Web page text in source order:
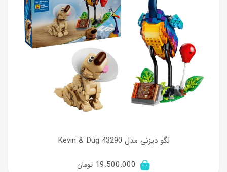
لگو دیزنی مدل 43290 Kevin & Dug
19.500.000 تومان